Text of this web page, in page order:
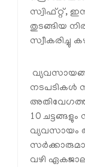
സ്വിഫ്റ്റ്,
തുടങ്ങിയ
സ്വീകരിച്ചു
നടപടികള്‍
10
വ്യവസായം
വഴി